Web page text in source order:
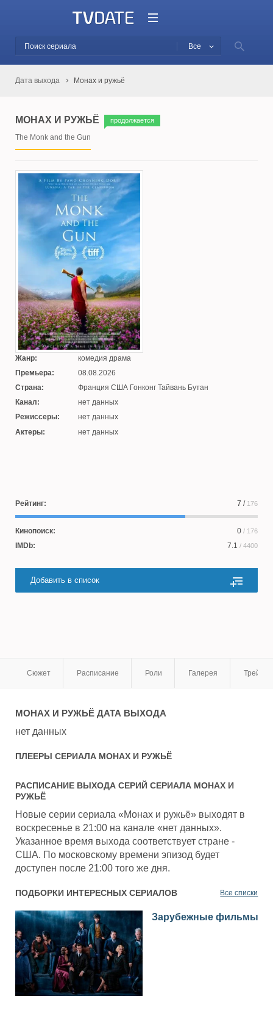
Все
Дата выхода Монах и ружьё
МОНАХ И РУЖЬЁ продолжается
The Monk and the Gun
Жанр:
комедия драма
Премьера:
08.08.2026
Страна:
Франция США Гонконг Тайвань Бутан
Канал:
нет данных
Режиссеры:
нет данных
Актеры:
нет данных
Рейтинг: 7 / 176
Кинопоиск: 0 / 176
IMDb: 7.1 / 4400
Добавить в список
Сюжет Расписание Роли Галерея
МОНАХ И РУЖЬЁДАТА ВЫХОДА
нет данных
ПЛЕЕРЫ СЕРИАЛА МОНАХ И РУЖЬЁ
РАСПИСАНИЕ ВЫХОДА СЕРИЙ СЕРИАЛА МОНАХ И
РУЖЬЁ
Новые серии сериала «Монах и ружьё» выходят в
воскресенье в 21:00 на канале «нет данных».
Указанное время выхода соответствует стране -
США. По московскому времени эпизод будет
доступен после 21:00 того же дня.
ПОДБОРКИ ИНТЕРЕСНЫХ СЕРИАЛОВ Все списки
Зарубежные фильмы